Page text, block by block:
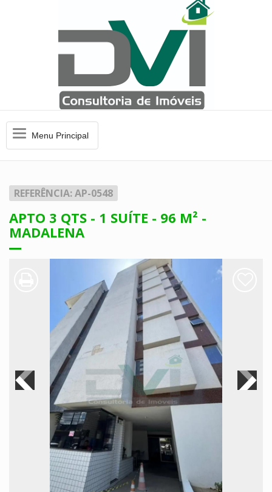
MenuMenu Principal
REFERÊNCIA: AP-0548
APTO 3 QTS - 1 SUÍTE - 96 M² -
MADALENA